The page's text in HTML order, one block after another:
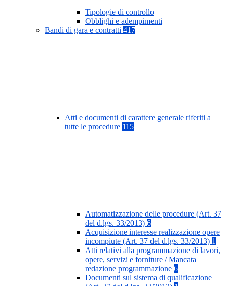
Tipologie di controllo
Obblighi e adempimenti
Bandi di gara e contratti 417
Atti e documenti di carattere generale riferiti a
tutte le procedure 115
Automatizzazione delle procedure (Art. 37
del d.lgs. 33/2013) 6
Acquisizione interesse realizzazione opere
incompiute (Art. 37 del d.lgs. 33/2013) 1
Atti relativi alla programmazione di lavori,
opere, servizi e forniture / Mancata
redazione programmazione 6
Documenti sul sistema di qualificazione